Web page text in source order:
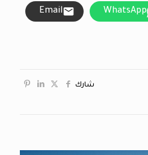
WhatsApp
Email
شارك